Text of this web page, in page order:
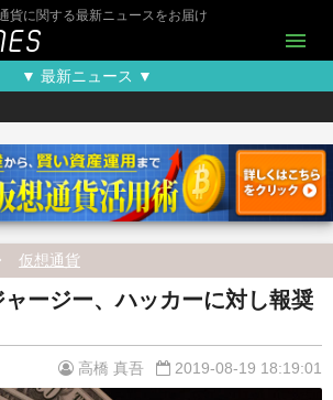
貨に関する最新ニュースをお届け
menu
▼ 最新ニュース ▼
仮想通貨
ージー、ハッカーに対し報奨
高橋 真吾 2019-08-19 18:19:01